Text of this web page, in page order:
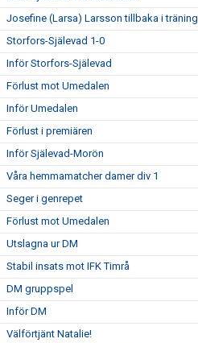
Josefine (Larsa) Larsson tillbaka i träning.
Storfors-Själevad 1-0
Inför Storfors-Själevad
Förlust mot Umedalen
Inför Umedalen
Förlust i premiären
Inför Själevad-Morön
Våra hemmamatcher damer div 1
Seger i genrepet
Förlust mot Umedalen
Utslagna ur DM
Stabil insats mot IFK Timrå
DM gruppspel
Inför DM
Välförtjänt Natalie!